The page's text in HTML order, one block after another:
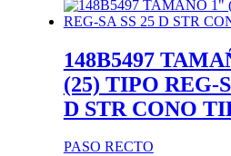
148B5497
(25) TIPO REG-
D STR CONO
PASO RECTO